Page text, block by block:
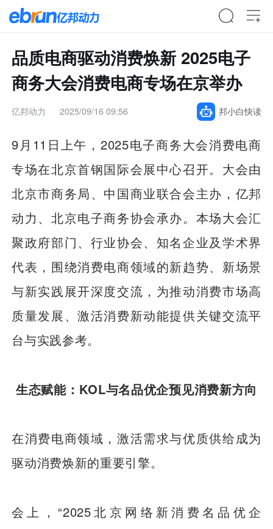
品质电商驱动消费焕新 2025电子
商务大会消费电商专场在京举办
亿邦动力 2025/09/16 09:56 邦小白快读
9月11日上午，2025电子商务大会消费电商
专场在北京首钢国际会展中心召开。大会由
北京市商务局、中国商业联合会主办，亿邦
动力、北京电子商务协会承办。本场大会汇
聚政府部门、行业协会、知名企业及学术界
代表，围绕消费电商领域的新趋势、新场景
与新实践展开深度交流，为推动消费市场高
质量发展、激活消费新动能提供关键交流平
台与实践参考。
生态赋能：KOL与名品优企预见消费新方向
在消费电商领域，激活需求与优质供给成为
驱动消费焕新的重要引擎。
会上，“2025北京网络新消费名品优企